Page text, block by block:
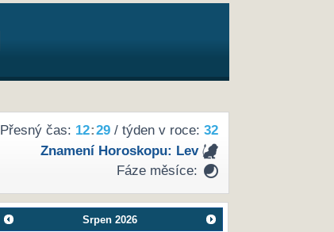
Přesný čas: 12:29/ týden v roce: 32
Znamení Horoskopu: Lev
Fáze měsíce:
Srpen 2026